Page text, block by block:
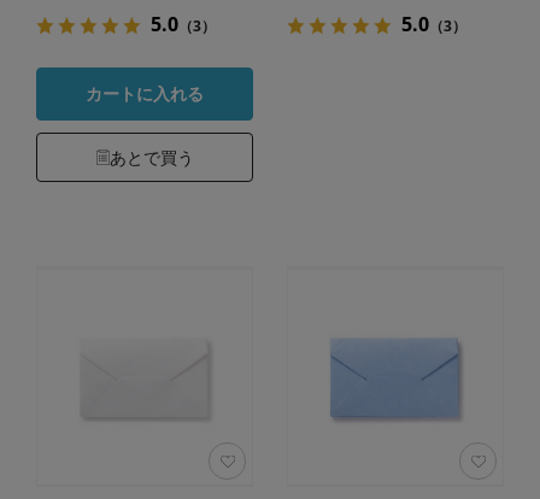
5.0（3）
カートに入れる
あとで買う
5.0（3）